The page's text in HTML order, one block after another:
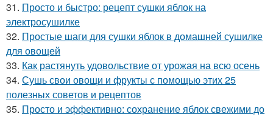
31. Просто и быстро: рецепт сушки яблок на
электросушилке
32. Простые шаги для сушки яблок в домашней сушилке
для овощей
33. Как растянуть удовольствие от урожая на всю осень
34. Сушь свои овощи и фрукты с помощью этих 25
полезных советов и рецептов
35. Просто и эффективно: сохранение яблок свежими до